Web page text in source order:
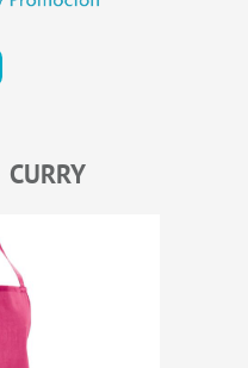
CURRY